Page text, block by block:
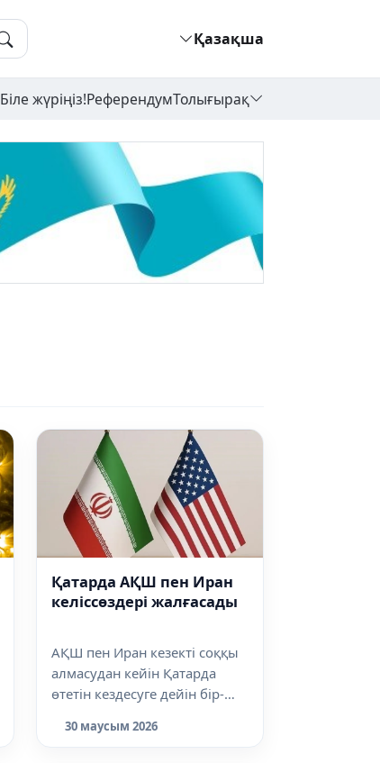
Қазақша
Біле жүріңіз!РеферендумТолығырақ
Қатарда АҚШ пен Иран
келіссөздері жалғасады
АҚШ пен Иран кезекті соққы
алмасудан кейін Қатарда
өтетін кездесуге дейін бір-
уағдалас...
30 маусым 2026